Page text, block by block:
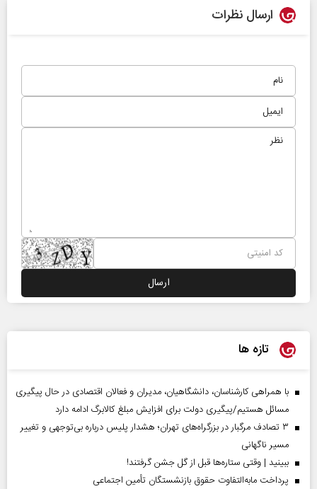
ارسال نظرات
تازه ها
با همراهی کارشناسان، دانشگاهیان، مدیران و فعالان اقتصادی در حال پیگیری
مسائل هستیم/پیگیری دولت برای افزایش مبلغ کالابرگ ادامه دارد
۳ تصادف مرگبار در بزرگراه‌های تهران؛ هشدار پلیس درباره بی‌توجهی و تغییر
مسیر ناگهانی
ببینید | وقتی ستاره‌ها قبل از گل جشن گرفتند!
پرداخت مابه‌التفاوت حقوق بازنشستگان تأمین اجتماعی